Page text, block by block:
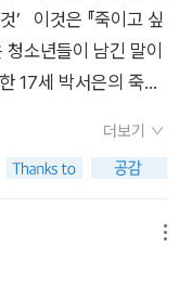
지 않게 된 주연은 먹
임선생님과 조리사 할
을 다시 살아갈 수 있
죽을 사람도 살린다
떤 집단의 사람들인
게 매질을 하는 대화
여러 사람들을 통해
전해지고, 두루치기
싶
소년들이 남긴 말이
서은을 죽인 범인을
나는 스토리라인 일
가지 일들을 알려주
획을 세웠고, 수업 시
더보기